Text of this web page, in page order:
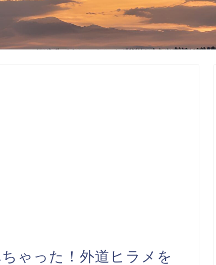
ゃった！外道ヒラメを